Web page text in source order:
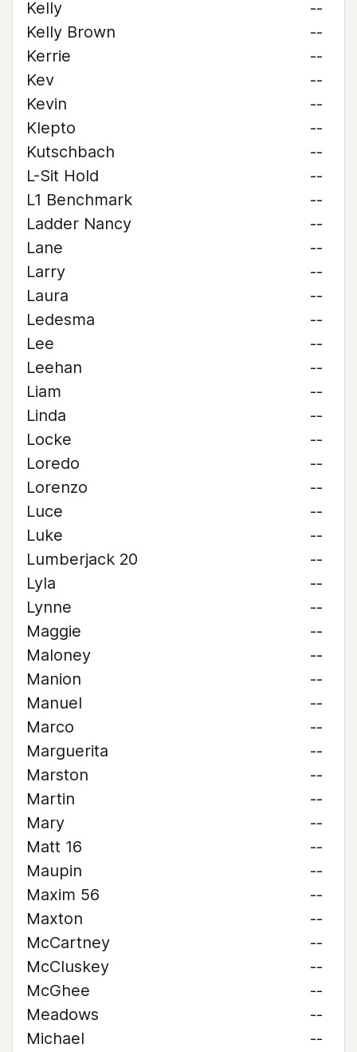
Kelly
--
Kelly Brown
--
Kerrie
--
Kev
--
Kevin
--
Klepto
--
Kutschbach
--
L-Sit Hold
--
L1 Benchmark
--
Ladder Nancy
--
Lane
--
Larry
--
Laura
--
Ledesma
--
Lee
--
Leehan
--
Liam
--
Linda
--
Locke
--
Loredo
--
Lorenzo
--
Luce
--
Luke
--
Lumberjack 20
--
Lyla
--
Lynne
--
Maggie
--
Maloney
--
Manion
--
Manuel
--
Marco
--
Marguerita
--
Marston
--
Martin
--
Mary
--
Matt 16
--
Maupin
--
Maxim 56
--
Maxton
--
McCartney
--
McCluskey
--
McGhee
--
Meadows
--
Michael
--